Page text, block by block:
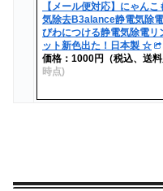
【メール便対応】にゃん
気除去B3alance静電気除
びわにつける静電気除電
ット新色出た！日本製 ☆
価格：1000円（税込、送
時点)